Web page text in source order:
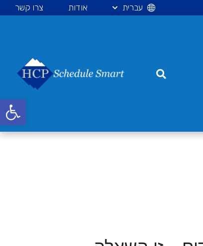
פתח
עברית אודות צרו קשר